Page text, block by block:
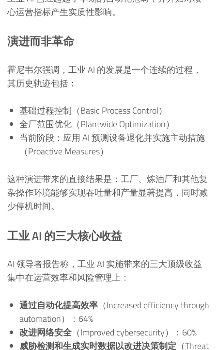
心运营指标产生实质性影响。
演进而非革命
霍尼韦尔强调，工业 AI 的发展是一个连续的过程，
其历史轨迹包括：
基础过程控制（Basic Process Control）
全厂范围优化（Plantwide Optimization）
当前阶段：应用 AI 预测设备退化并实施主动措施
（Proactive Measures）
这种演进带来的直接结果是：工厂、炼油厂和其他复
杂操作环境能够实现吞吐量和产量显著提高，同时减
少停机时间。
工业 AI 的三大核心收益
AI 领导者报告称，工业 AI 实施带来的三大顶级收益
集中在运营效率和风险管理上：
通过自动化提高效率 （Increased efficiency through
automation）：64%
改进网络安全（Improved cybersecurity）：60%
威胁检测和生成实时数据以改进决策制定 （Threat